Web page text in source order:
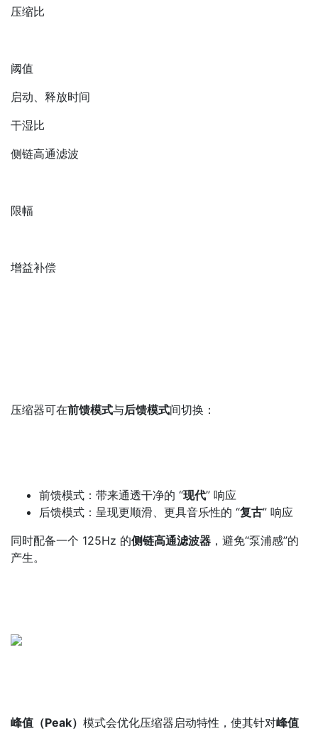
压缩比
阈值
启动、释放时间
干湿比
侧链高通滤波
限幅
增益补偿
压缩器可在前馈模式与后馈模式间切换：
前馈模式：带来通透干净的 “现代” 响应
后馈模式：呈现更顺滑、更具音乐性的 “复古” 响应
同时配备一个 125Hz 的侧链高通滤波器 ，避免“泵浦感”的
产生。
峰值（Peak） 模式会优化压缩器启动特性，使其针对峰值